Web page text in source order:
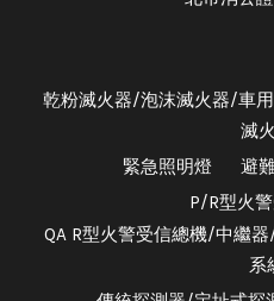
乾粉滅火器/泡沫滅火器/車
滅
緊急照明燈
避
P/R型火
QA R型火警受信總機/中繼
系